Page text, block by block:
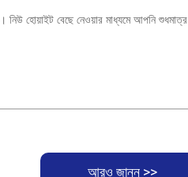
নিউ হোয়াইট বেছে নেওয়ার মাধ্যমে আপনি শুধমাত্র
আরও জানুন >>